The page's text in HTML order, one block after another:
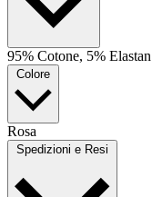
95% Cotone, 5% Elastan
Colore
Rosa
Spedizioni e Resi